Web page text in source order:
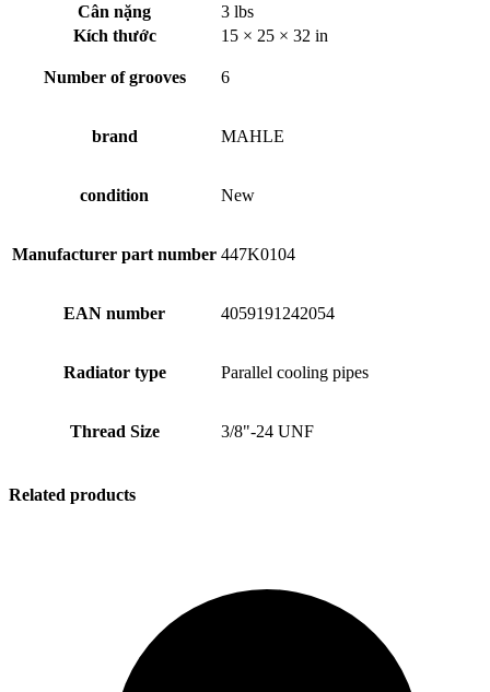
Cân nặng
3 lbs
Kích thước
15 × 25 × 32 in
Number of grooves 6
brand MAHLE
condition New
Manufacturer part number 447K0104
EAN number 4059191242054
Radiator type Parallel cooling pipes
Thread Size 3/8"-24 UNF
Related products